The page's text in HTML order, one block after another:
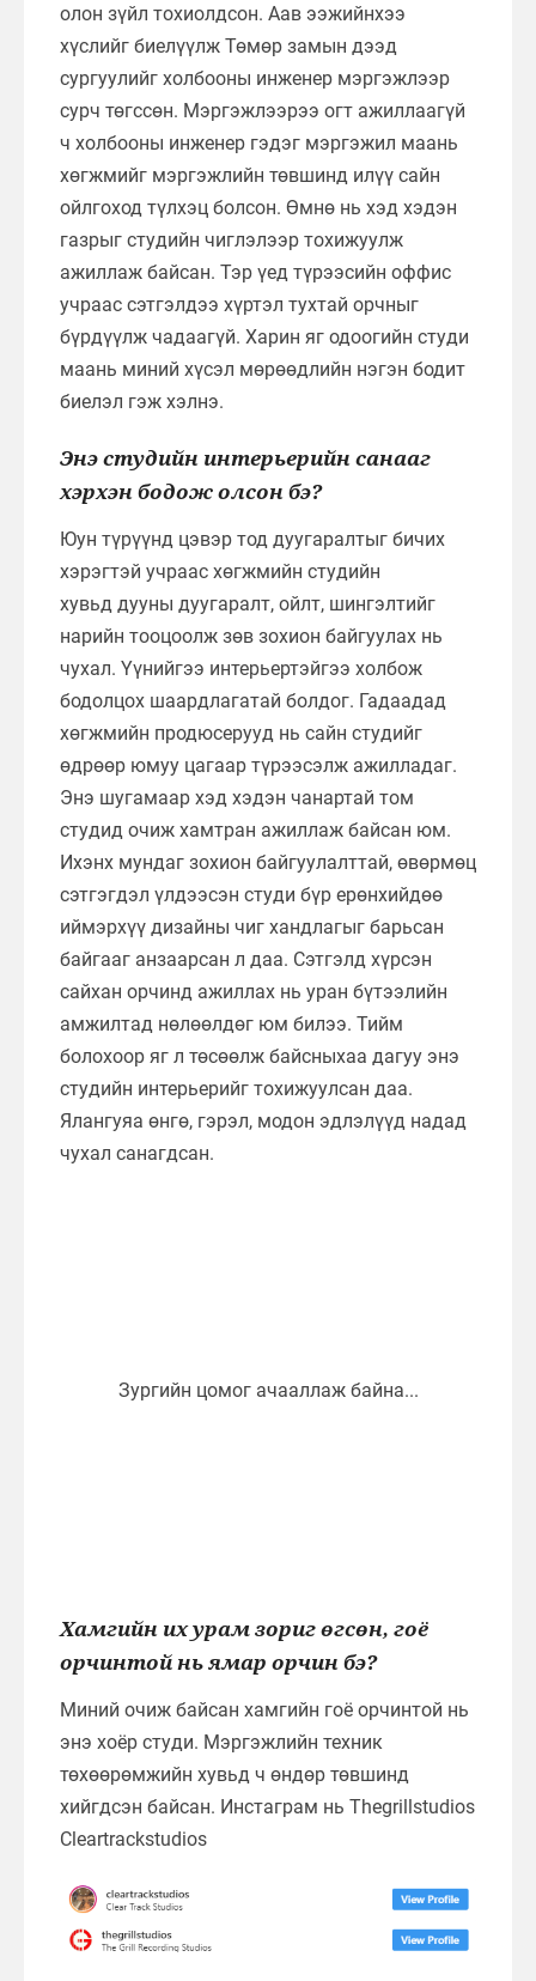
олон зүйл тохиолдсон. Аав ээжийнхээ
хүслийг биелүүлж Төмөр замын дээд
сургуулийг холбооны инженер мэргэжлээр
сурч төгссөн. Мэргэжлээрээ огт ажиллаагүй
ч холбооны инженер гэдэг мэргэжил маань
хөгжмийг мэргэжлийн төвшинд илүү сайн
ойлгоход түлхэц болсон. Өмнө нь хэд хэдэн
газрыг студийн чиглэлээр тохижуулж
ажиллаж байсан. Тэр үед түрээсийн оффис
учраас сэтгэлдээ хүртэл тухтай орчныг
бүрдүүлж чадаагүй. Харин яг одоогийн студи
маань миний хүсэл мөрөөдлийн нэгэн бодит
биелэл гэж хэлнэ.
Энэ студийн интерьерийн санааг
хэрхэн бодож олсон бэ?
Юун түрүүнд цэвэр тод дуугаралтыг бичих
хэрэгтэй учраас хөгжмийн студийн
хувьд дууны дуугаралт, ойлт, шингэлтийг
нарийн тооцоолж зөв зохион байгуулах нь
чухал. Үүнийгээ интерьертэйгээ холбож
бодолцох шаардлагатай болдог. Гадаадад
хөгжмийн продюсерууд нь сайн студийг
өдрөөр юмуу цагаар түрээсэлж ажилладаг.
Энэ шугамаар хэд хэдэн чанартай том
студид очиж хамтран ажиллаж байсан юм.
Ихэнх мундаг зохион байгуулалттай, өвөрмөц
сэтгэгдэл үлдээсэн студи бүр ерөнхийдөө
иймэрхүү дизайны чиг хандлагыг барьсан
байгааг анзаарсан л даа. Сэтгэлд хүрсэн
сайхан орчинд ажиллах нь уран бүтээлийн
амжилтад нөлөөлдөг юм билээ. Тийм
болохоор яг л төсөөлж байсныхаа дагуу энэ
студийн интерьерийг тохижуулсан даа.
Ялангуяа өнгө, гэрэл, модон эдлэлүүд надад
чухал санагдсан.
Хамгийн их урам зориг өгсөн, гоё
орчинтой нь ямар орчин бэ?
Миний очиж байсан хамгийн гоё орчинтой нь
энэ хоёр студи. Мэргэжлийн техник
төхөөрөмжийн хувьд ч өндөр төвшинд
хийгдсэн байсан. Инстаграм нь Thegrillstudios
Cleartrackstudios